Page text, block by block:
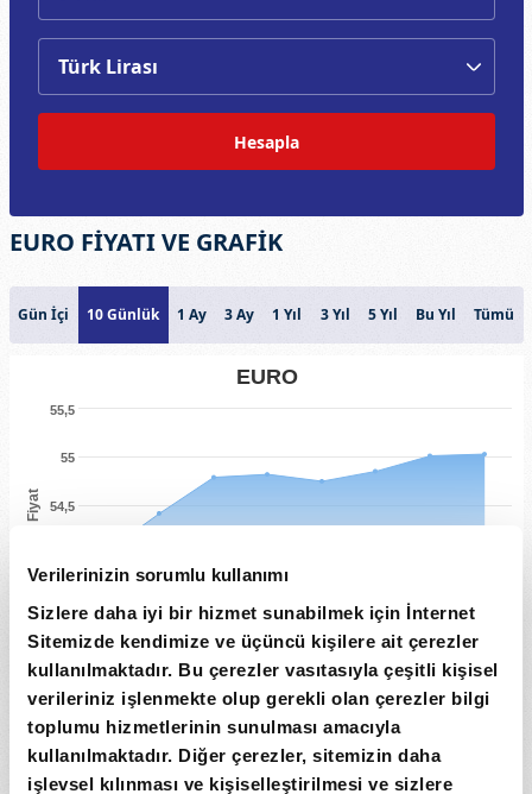
Verilerinizin sorumlu kullanımı
Sizlere daha iyi bir hizmet sunabilmek için İnternet
Sitemizde kendimize ve üçüncü kişilere ait çerezler
kullanılmaktadır. Bu çerezler vasıtasıyla çeşitli kişisel
verileriniz işlenmekte olup gerekli olan çerezler bilgi
toplumu hizmetlerinin sunulması amacıyla
kullanılmaktadır. Diğer çerezler, sitemizin daha
işlevsel kılınması ve kişiselleştirilmesi ve sizlere
Hesapla
EURO FİYATI VE GRAFİK
Gün İçi 10 Günlük 1 Ay 3 Ay 1 Yıl 3 Yıl 5 Yıl Bu Yıl Tümü
Tarih
Fiyat
Hacim
EURO
28. Tem 30. Tem 3. Ağu 5. Ağu
54,5
55
55,5